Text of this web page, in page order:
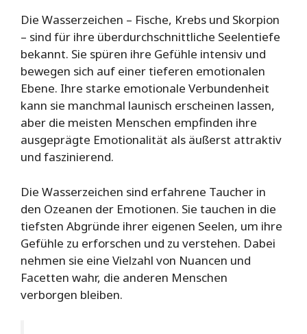
Die Wasserzeichen – Fische, Krebs und Skorpion
– sind für ihre überdurchschnittliche Seelentiefe
bekannt. Sie spüren ihre Gefühle intensiv und
bewegen sich auf einer tieferen emotionalen
Ebene. Ihre starke emotionale Verbundenheit
kann sie manchmal launisch erscheinen lassen,
aber die meisten Menschen empfinden ihre
ausgeprägte Emotionalität als äußerst attraktiv
und faszinierend.
Die Wasserzeichen sind erfahrene Taucher in
den Ozeanen der Emotionen. Sie tauchen in die
tiefsten Abgründe ihrer eigenen Seelen, um ihre
Gefühle zu erforschen und zu verstehen. Dabei
nehmen sie eine Vielzahl von Nuancen und
Facetten wahr, die anderen Menschen
verborgen bleiben.